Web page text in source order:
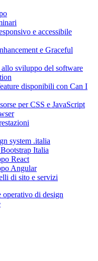
e accessibile
e Graceful
sviluppo del software
disponibili con Can I
per CSS e JavaScript
system .italia
Italia
React
Angular
di sito e servizi
operativo di design